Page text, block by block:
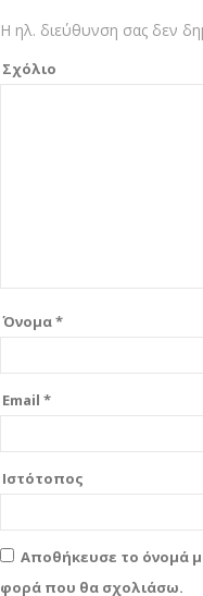
Η ηλ. διεύθυνση σας δεν
Σχόλιο
Όνομα*
Email *
Ιστότοπος
Αποθήκευσε το όνομά
φορά που θα σχολιάσω.